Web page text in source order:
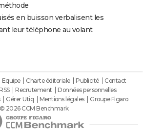
en buisson verbalisent les
leur téléphone au volant
Equipe Charte éditoriale Publicité
Contact
RSS Recrutement
Données personnelles
Gérer Utiq Mentions légales
Groupe Figaro
© 2026 CCM Benchmark